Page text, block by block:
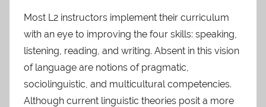
Most L2 instructors implement their curriculum
with an eye to improving the four skills: speaking,
listening, reading, and writing. Absent in this vision
of language are notions of pragmatic,
sociolinguistic, and multicultural competencies.
Although current linguistic theories posit a more